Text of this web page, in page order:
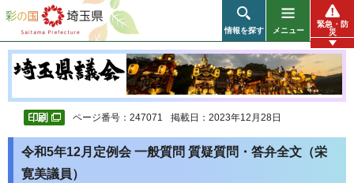
彩の国 埼玉県
情報を探す メニュー
緊急・防
災
ページ番号：247071 掲載日：2023年12月28日
令和5年12月定例会 一般質問 質疑質問・答弁全文（栄
寛美議員）